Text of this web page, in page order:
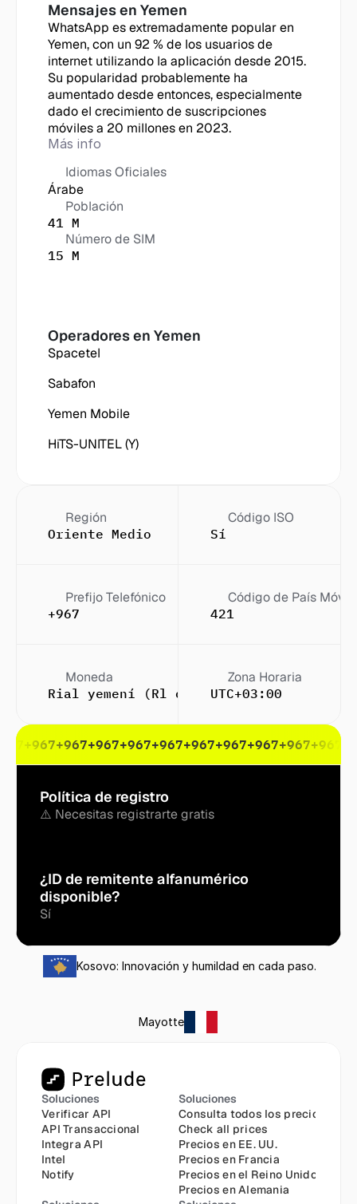
Mensajes en Yemen
WhatsApp es extremadamente popular en
Yemen, con un 92 % de los usuarios de
internet utilizando la aplicación desde 2015.
Su popularidad probablemente ha
aumentado desde entonces, especialmente
dado el crecimiento de suscripciones
móviles a 20 millones en 2023.
Más info
Idiomas Oficiales
Árabe
Población
41 M
Número de SIM
15 M
Operadores en Yemen
Spacetel
Sabafon
Yemen Mobile
HiTS-UNITEL (Y)
Región
Oriente Medio
Código ISO
Sí
Prefijo Telefónico
+967
Código de País Móvil
421
Moneda
Rial yemení (Rl o Rls (pl.))
Zona Horaria
UTC+03:00
+967+967+967+967+967+967+967+967+967+967
Política de registro
⚠️ Necesitas registrarte gratis
¿ID de remitente alfanumérico
disponible?
Sí
Kosovo: Innovación y humildad en cada paso.
Mayotte
Soluciones
Verificar API
API Transaccional
Integra API
Intel
Notify
Soluciones
Consulta todos los precios
Check all prices
Precios en EE. UU.
Precios en Francia
Precios en el Reino Unido
Precios en Alemania